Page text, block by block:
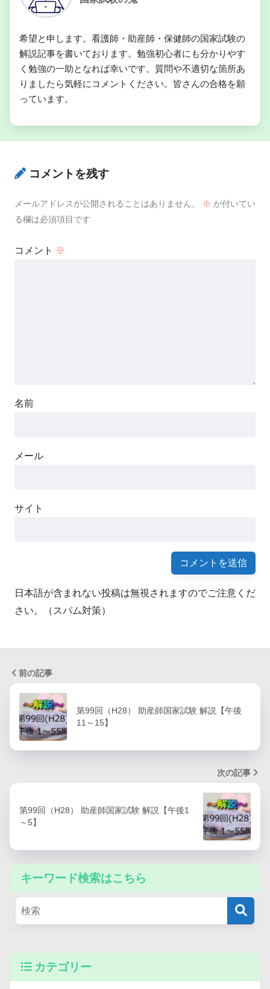
希望と申します。看護師・助産師・保健師の国家試験の
解説記事を書いております。勉強初心者にも分かりやす
く勉強の一助となれば幸いです。質問や不適切な箇所あ
りましたら気軽にコメントください。皆さんの合格を願
っています。
コメントを残す
メールアドレスが公開されることはありません。 ※ が付いてい
る欄は必須項目です
コメント ※
名前
メール
サイト
日本語が含まれない投稿は無視されますのでご注意くだ
さい。（スパム対策）
前の記事
第99回（H28） 助産師国家試験 解説【午後
11～15】
次の記事
第99回（H28） 助産師国家試験 解説【午後1
～5】
キーワード検索はこちら
カテゴリー